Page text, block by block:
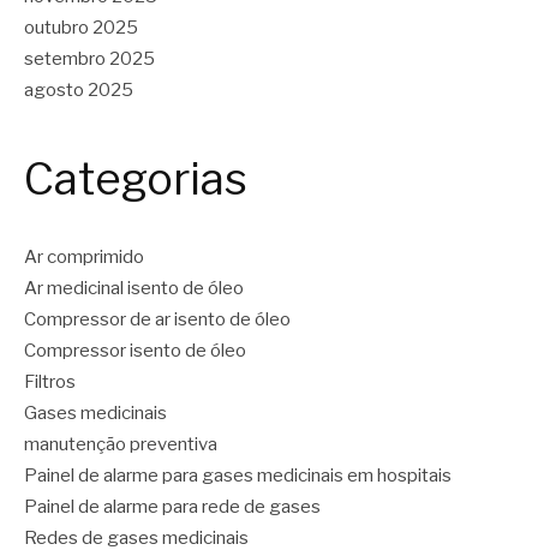
outubro 2025
setembro 2025
agosto 2025
Categorias
Ar comprimido
Ar medicinal isento de óleo
Compressor de ar isento de óleo
Compressor isento de óleo
Filtros
Gases medicinais
manutenção preventiva
Painel de alarme para gases medicinais em hospitais
Painel de alarme para rede de gases
Redes de gases medicinais